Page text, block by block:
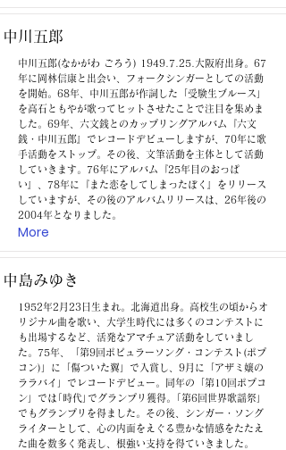
中川五郎
中川五郎(なかがわ ごろう) 1949.7.25 .大阪府出身。67
年に岡林信康と出会い、フォークシンガーとしての活動
を開始。68年、中川五郎が作詞した「受験生ブルース」
を高石ともやが歌ってヒットさせたことで注目を集めま
した。69年、六文銭とのカップリングアルバム『六文
銭・中川五郎』でレコードデビューしますが、70年に歌
手活動をストップ。その後、文筆活動を主体として活動
していきます。76年にアルバム『25年目のおっぱ
い』、78年に『また恋をしてしまったぼく』をリリース
していますが、その後のアルバムリリースは、26年後の
2004年となりました。
More
中島みゆき
1952年2月23日生まれ。北海道出身。高校生の頃からオ
リジナル曲を歌い、大学生時代には多くのコンテストに
も出場するなど、活発なアマチュア活動をしていまし
た。75年、「第9回ポピュラーソング・コンテスト(ポプ
コン)」に「傷ついた翼」で入賞し、9月に「アザミ嬢の
ララバイ」でレコードデビュー。同年の「第10回ポプコ
ン」では｢時代｣でグランプリ獲得。｢第6回世界歌謡祭｣
でもグランプリを得ました。その後、シンガー・ソング
ライターとして、心の内面をえぐる豊かな情感をたたえ
た曲を数多く発表し、根強い支持を得ていきました。